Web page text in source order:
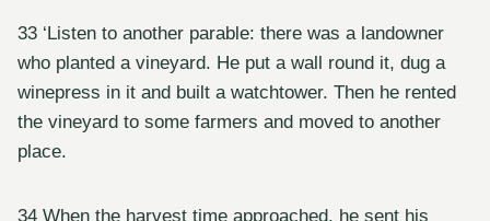
33 ‘Listen to another parable: there was a landowner
who planted a vineyard. He put a wall round it, dug a
winepress in it and built a watchtower. Then he rented
the vineyard to some farmers and moved to another
place.
34 When the harvest time approached, he sent his